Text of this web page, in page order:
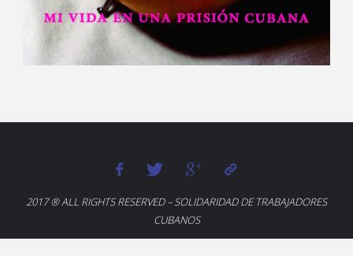
2017 ® ALL RIGHTS RESERVED – SOLIDARIDAD DE TRABAJADORES
CUBANOS